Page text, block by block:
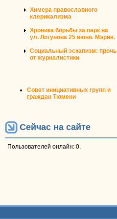
Химера православного
клерикализма
Хроника борьбы за парк на
ул. Логунова 25 июня. Мэрия.
Социальный эскапизм: прочь
от журналистики
Совет инициативных групп и
граждан Тюмени
Сейчас на сайте
Пользователей онлайн: 0.